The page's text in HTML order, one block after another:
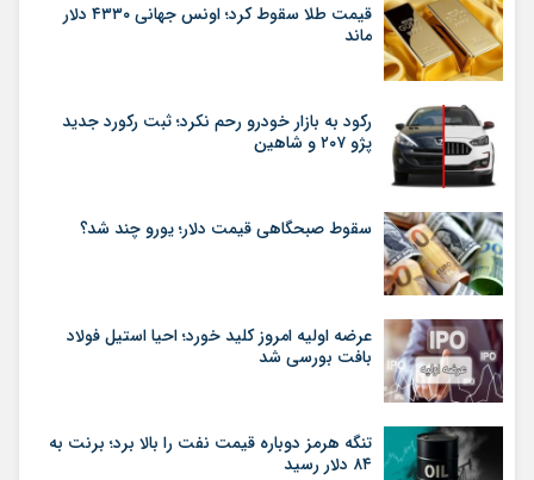
قیمت طلا سقوط کرد؛ اونس جهانی ۴۳۳۰ دلار
ماند
رکود به بازار خودرو رحم نکرد؛ ثبت رکورد جدید
پژو ۲۰۷ و شاهین
سقوط صبحگاهی قیمت دلار؛ یورو چند شد؟
عرضه اولیه امروز کلید خورد؛ احیا استیل فولاد
بافت بورسی شد
تنگه هرمز دوباره قیمت نفت را بالا برد؛ برنت به
۸۴ دلار رسید